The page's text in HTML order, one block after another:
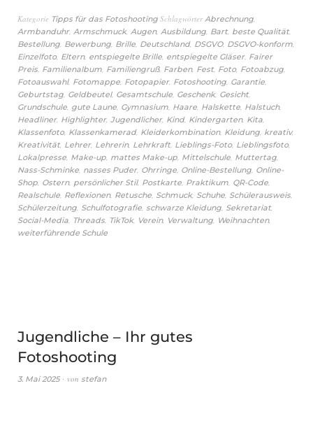
Kategorie Tipps für das Fotoshooting Schlagwörter Abrechnung
Armbanduhr, Armschmuck, Augen, Ausbildung Bart beste Qualität
Bestellung Bewerbung Brille Deutschland, DSGVO, DSGVO-konform
Einzelfoto, Eltern, entspiegelte Brille entspiegelte Gläser, Fairer
Preis Familienalbum Familiengruß, Farben, Fest Foto, Fotoabzug
Fotoauswahl, Fotomappe Fotopapier, Fotoshooting Garantie
Geburtstag Geldbeutel, Gesamtschule Geschenk, Gesicht
Grundschule gute Laune Gymnasium Haare Halskette Halstuch,
Headliner, Highlighter, Jugendlicher, Kind, Kindergarten, Kita
Klassenfoto, Klassenkamerad, Kleiderkombination, Kleidung kreativ,
Kreativität Lehrer, Lehrerin, Lehrkraft Lieblings-Foto, Lieblingsfoto,
Lokalpresse Make-up mattes Make-up Mittelschule Muttertag
Nass-Schminke nasses Puder, Ohrringe Online-Bestellung Online-
Shop Ostern, persönlicher Stil, Postkarte Praktikum QR-Code
Realschule Reflexionen, Retusche Schmuck, Schuhe Schülerausweis
Schülerzeitung Schulfotografie schwarze Kleidung Sekretariat
Social-Media Threads TikTok, Verein, Verwaltung Weihnachten,
weiterführende Schule
Jugendliche – Ihr gutes
Fotoshooting
3. Mai 2025 von stefan